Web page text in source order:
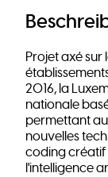
Projet axé sur
2016, la
nationale
permettant
nouvelles
coding créatif
l'intelligence